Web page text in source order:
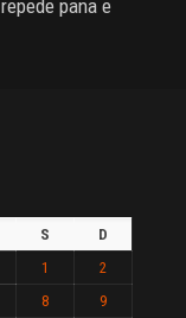
repede pana e
S
D
1
2
8
9